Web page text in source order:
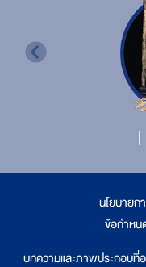
นโยบายก
ข้อกำหน
บทความและภาพประกอบที่